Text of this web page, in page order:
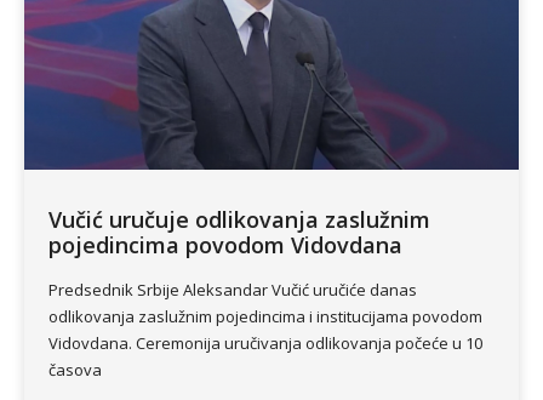
Vučić uručuje odlikovanja zaslužnim
pojedincima povodom Vidovdana
Predsednik Srbije Aleksandar Vučić uručiće danas
odlikovanja zaslužnim pojedincima i institucijama povodom
Vidovdana. Ceremonija uručivanja odlikovanja počeće u 10
časova